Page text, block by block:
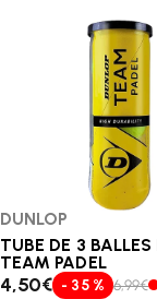
Distributeur:
DUNLOP
TUBE DE 3 BALLES
TEAM PADEL
4,50€ - 35 % 6,99€